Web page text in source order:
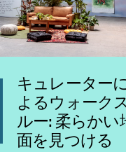
キュレーター
よるウォーク
ルー: 柔らかい
面を見つける